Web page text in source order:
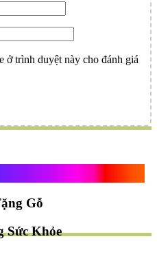
ở trình duyệt này cho đánh giá
Gỗ
Sức Khỏe